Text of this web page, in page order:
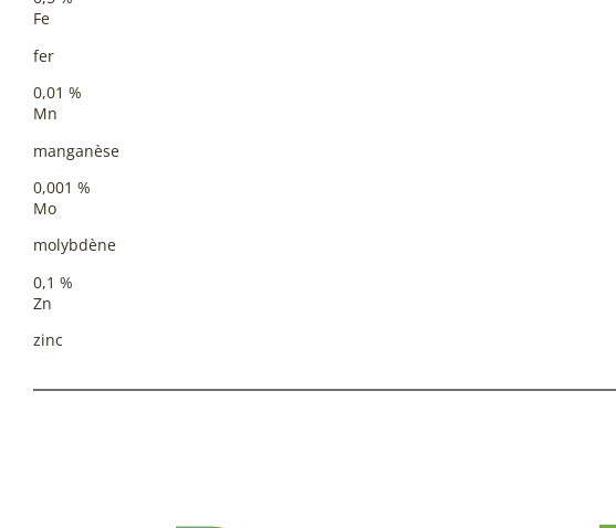
Fe
fer
0,01 %
Mn
manganèse
0,001 %
Mo
molybdène
0,1 %
Zn
zinc